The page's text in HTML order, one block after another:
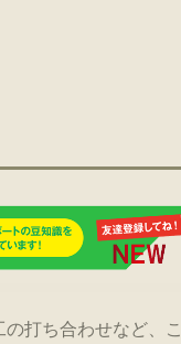
打ち合わせなど、こ